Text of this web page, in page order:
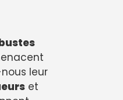
leur
et